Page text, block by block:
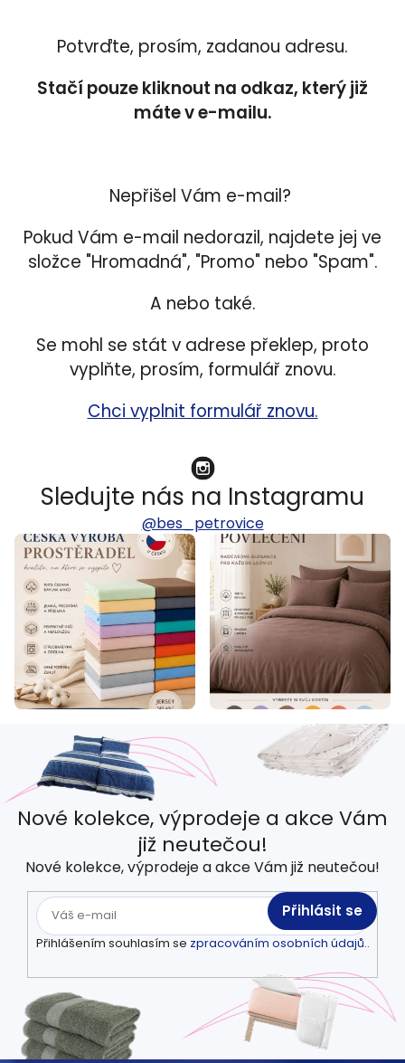
Potvrďte, prosím, zadanou adresu.
Stačí pouze kliknout na odkaz, který již
mátev e-mailu.
Nepřišel Vám e-mail?
Pokud Vám e-mail nedorazil, najdete jej ve
složce "Hromadná", "Promo" nebo "Spam".
A nebo také.
Se mohl se stát v adrese překlep, proto
vyplňte, prosím, formulář znovu.
Chci vyplnit formulář znovu.
Sledujte nás na Instagramu
@bes_petrovice
Nové kolekce, výprodeje a akce Vám
již neutečou!
Nové kolekce, výprodeje a akce Vám již neutečou!
Přihlášením souhlasím se zpracováním osobních údajů..
Přihlásit se